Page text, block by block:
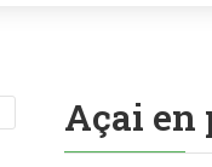
Açai en